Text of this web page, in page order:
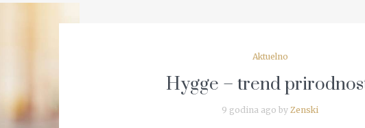
Aktuelno
Hygge – trend
9 godina ago by Zenski